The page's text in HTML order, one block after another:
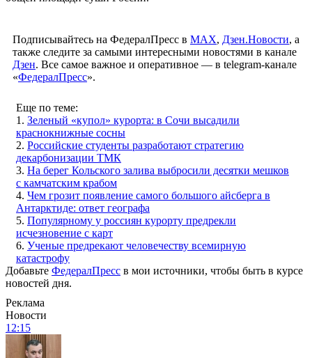
Подписывайтесь на ФедералПресс в МАХ, Дзен.Новости, а
также следите за самыми интересными новостями в канале
Дзен. Все самое важное и оперативное — в telegram-канале
«ФедералПресс».
Еще по теме:
1. Зеленый «купол» курорта: в Сочи высадили
краснокнижные сосны
2. Российские студенты разработают стратегию
декарбонизации ТМК
3. На берег Кольского залива выбросили десятки мешков
с камчатским крабом
4. Чем грозит появление самого большого айсберга в
Антарктиде: ответ географа
5. Популярному у россиян курорту предрекли
исчезновение с карт
6. Ученые предрекают человечеству всемирную
катастрофу
Добавьте ФедералПресс в мои источники, чтобы быть в курсе
новостей дня.
Реклама
Новости
12:15